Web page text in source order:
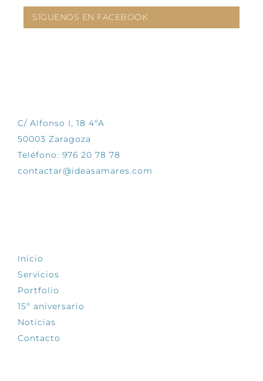
SÍGUENOS EN FACEBOOK
C/ Alfonso I, 18 4ºA
50003 Zaragoza
Teléfono: 976 20 78 78
contactar@ideasamares.com
Inicio
Servicios
Portfolio
15º aniversario
Noticias
Contacto